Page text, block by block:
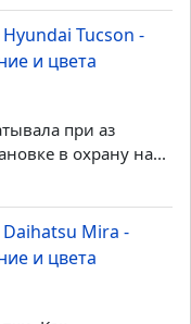
Probox -
и цвета
и прочие кановые
по...
Tucson -
и цвета